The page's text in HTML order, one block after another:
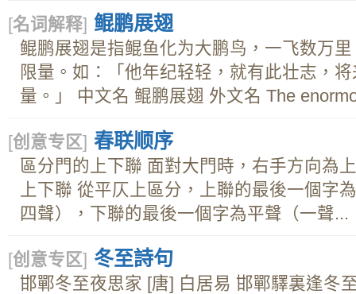
[名词解释] 鲲鹏展翅
鲲鹏展翅是指鲲鱼化为大鹏鸟，一飞数万
限量。如：「他年纪轻轻，就有此壮志，
量。」 中文名 鲲鹏展翅 外文名 The
[创意专区] 春联顺序
區分門的上下聯 面對大門時，右手方向為
上下聯 從平仄上區分，上聯的最後一個字
四聲），下聯的最後一個字為平聲（一聲...
[创意专区] 冬至詩句
邯鄲冬至夜思家 [唐] 白居易 邯鄲驛裏逢冬